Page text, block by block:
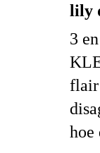
lily
3
flair
hoe